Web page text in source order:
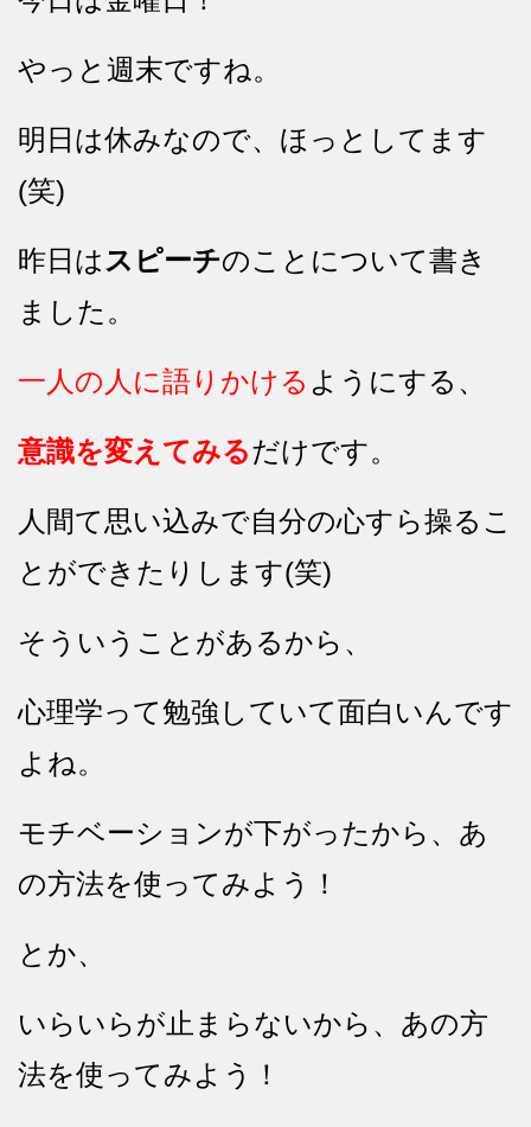
やっと週末ですね。
明日は休みなので、ほっとしてます
(笑)
昨日はスピーチのことについて書き
ました。
一人の人に語りかける ようにする、
意識を変えてみるだけです。
人間て思い込みで自分の心すら操るこ
とができたりします(笑)
そういうことがあるから、
心理学って勉強していて面白いんです
よね。
モチベーションが下がったから、あ
の方法を使ってみよう！
とか、
いらいらが止まらないから、あの方
法を使ってみよう！